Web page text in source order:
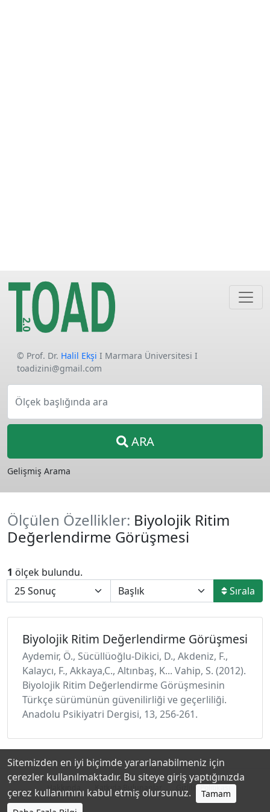
© Prof. Dr. Halil Ekşi I Marmara Üniversitesi I
toadizini@gmail.com
Ölçek başlığında ara
ARA
Gelişmiş Arama
Ölçülen Özellikler: Biyolojik Ritim
Değerlendirme Görüşmesi
1 ölçek bulundu.
Sırala
Biyolojik Ritim Değerlendirme Görüşmesi
Aydemir, Ö., Sücüllüoğlu-Dikici, D., Akdeniz, F.,
Kalaycı, F., Akkaya,C., Altınbaş, K... Vahip, S. (2012).
Biyolojik Ritim Değerlendirme Görüşmesinin
Türkçe sürümünün güvenilirliği ve geçerliliği.
Anadolu Psikiyatri Dergisi, 13, 256-261.
Hakkında Katkıda Bulunanlar Gizlilik Politikası
Sitemizden en iyi biçimde yararlanabilmeniz için
çerezler kullanılmaktadır. Bu siteye giriş yaptığınızda
çerez kullanımını kabul etmiş olursunuz.
Tamam